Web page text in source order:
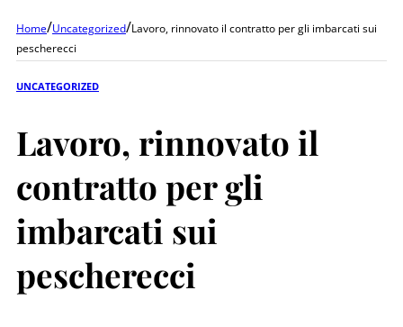
Home/Uncategorized/Lavoro, rinnovato il contratto per gli imbarcati sui
pescherecci
UNCATEGORIZED
Lavoro, rinnovato il
contratto per gli
imbarcati sui
pescherecci